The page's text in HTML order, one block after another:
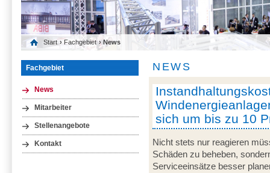
Start › Fachgebiet › News
Fachgebiet
News
Mitarbeiter
Stellenangebote
Kontakt
NEWS
sich um bis zu 10
Nicht stets nur reagieren
Schäden zu beheben,
Serviceeinsätze besser